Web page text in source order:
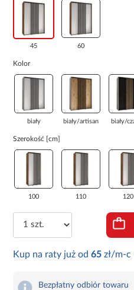
45 60
Kolor
biały biały/artisan biały/
Szerokość [cm]
100 110 120
Kup na raty już od65 zł/m-c
Bezpłatny odbiór towaru